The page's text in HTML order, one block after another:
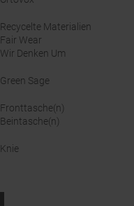
Recycelte Materialien
Fair Wear
Wir Denken Um
Green Sage
Fronttasche(n)
Beintasche(n)
Knie